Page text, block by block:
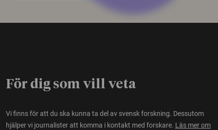
För dig som vill veta
Vi finns för att du ska kunna ta del av svensk forskning. Dessutom
hjälper vi journalister att komma i kontakt med forskare. Läs mer om